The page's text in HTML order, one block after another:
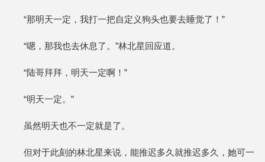
“那明天一定，我打一把自定义狗头也要去睡觉了！”
“嗯，那我也去休息了。”林北星回应道。
“陆哥拜拜，明天一定啊！”
“明天一定。”
虽然明天也不一定就是了。
但对于此刻的林北星来说，能推迟多久就推迟多久，她可一